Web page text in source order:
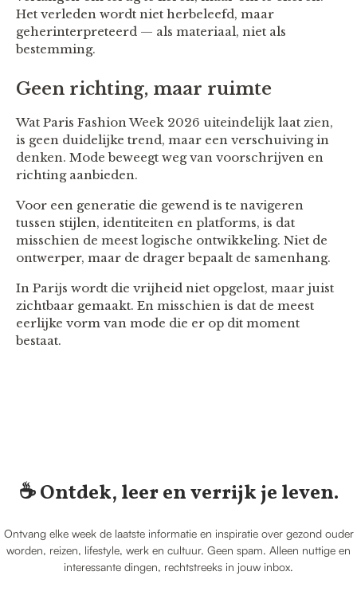
Het verleden wordt niet herbeleefd, maar
geherinterpreteerd — als materiaal, niet als
bestemming.
Geen richting, maar ruimte
Wat Paris Fashion Week 2026 uiteindelijk laat zien,
is geen duidelijke trend, maar een verschuiving in
denken. Mode beweegt weg van voorschrijven en
richting aanbieden.
Voor een generatie die gewend is te navigeren
tussen stijlen, identiteiten en platforms, is dat
misschien de meest logische ontwikkeling. Niet de
ontwerper, maar de drager bepaalt de samenhang.
In Parijs wordt die vrijheid niet opgelost, maar juist
zichtbaar gemaakt. En misschien is dat de meest
eerlijke vorm van mode die er op dit moment
bestaat.
☕️ Ontdek, leer en verrijk je leven.
Ontvang elke week de laatste informatie en inspiratie over gezond ouder
worden, reizen, lifestyle, werk en cultuur. Geen spam. Alleen nuttige en
interessante dingen, rechtstreeks in jouw inbox.